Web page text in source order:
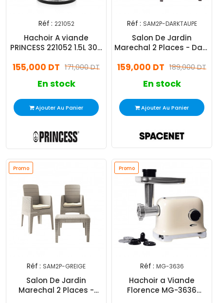
Réf : 221052
Hachoir A viande
PRINCESS 221052 1.5L 300
171,000 DT
155,000 DT
En stock
Ajouter Au Panier
Réf : SAM2P-DARKTAUPE
Salon De Jardin
Marechal 2 Places - Dark
189,000 DT
159,000 DT
En stock
Ajouter Au Panier
Promo
Réf : SAM2P-GREIGE
Salon De Jardin
Marechal 2 Places -
Promo
Réf : MG-3636
Hachoir a Viande
Florence MG-3636